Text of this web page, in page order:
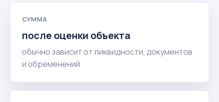
СУММА
после оценки объекта
обычно зависит от ликвидности, документов
и обременений